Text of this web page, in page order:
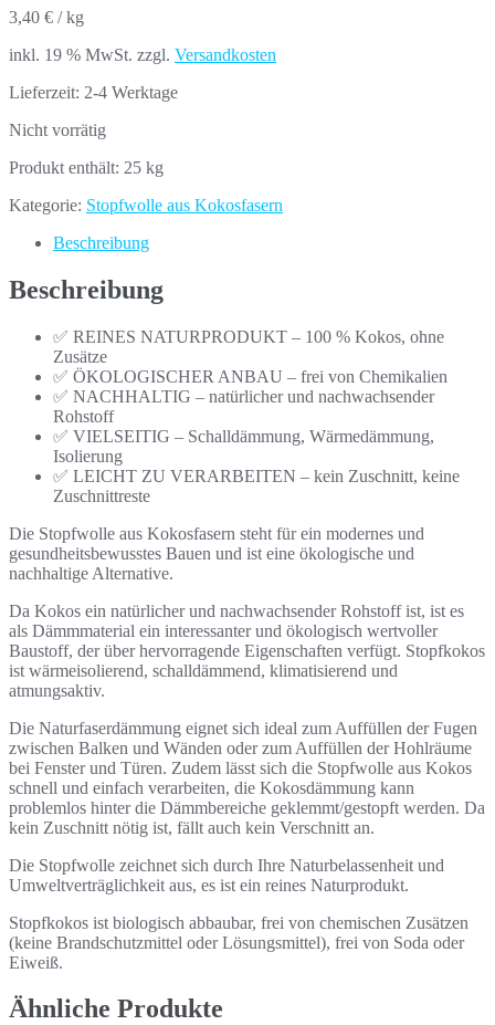
3,40 € /kg
inkl. 19 % MwSt. zzgl. Versandkosten
Lieferzeit: 2-4 Werktage
Nicht vorrätig
Produkt enthält: 25 kg
Kategorie: Stopfwolle aus Kokosfasern
Beschreibung
Beschreibung
✅ REINES NATURPRODUKT – 100 % Kokos, ohne
Zusätze
✅ ÖKOLOGISCHER ANBAU – frei von Chemikalien
✅ NACHHALTIG – natürlicher und nachwachsender
Rohstoff
✅ VIELSEITIG – Schalldämmung, Wärmedämmung,
Isolierung
✅ LEICHT ZU VERARBEITEN – kein Zuschnitt, keine
Zuschnittreste
Die Stopfwolle aus Kokosfasern steht für ein modernes und
gesundheitsbewusstes Bauen und ist eine ökologische und
nachhaltige Alternative.
Da Kokos ein natürlicher und nachwachsender Rohstoff ist, ist es
als Dämmmaterial ein interessanter und ökologisch wertvoller
Baustoff, der über hervorragende Eigenschaften verfügt. Stopfkokos
ist wärmeisolierend, schalldämmend, klimatisierend und
atmungsaktiv.
Die Naturfaserdämmung eignet sich ideal zum Auffüllen der Fugen
zwischen Balken und Wänden oder zum Auffüllen der Hohlräume
bei Fenster und Türen. Zudem lässt sich die Stopfwolle aus Kokos
schnell und einfach verarbeiten, die Kokosdämmung kann
problemlos hinter die Dämmbereiche geklemmt/gestopft werden. Da
kein Zuschnitt nötig ist, fällt auch kein Verschnitt an.
Die Stopfwolle zeichnet sich durch Ihre Naturbelassenheit und
Umweltverträglichkeit aus, es ist ein reines Naturprodukt.
Stopfkokos ist biologisch abbaubar, frei von chemischen Zusätzen
(keine Brandschutzmittel oder Lösungsmittel), frei von Soda oder
Eiweiß.
Ähnliche Produkte